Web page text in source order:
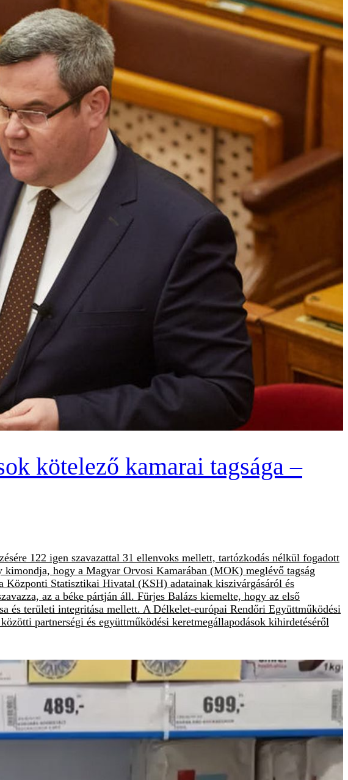
kötelező kamarai tagsága –
122 igen szavazattal 31 ellenvoks mellett, tartózkodás nélkül fogadott
hogy a Magyar Orvosi Kamarában (MOK) meglévő tagság
Központi Statisztikai Hivatal (KSH) adatainak kiszivárgásáról és
az a béke pártján áll. Fürjes Balázs kiemelte, hogy az első
és területi integritása mellett. A Délkelet-európai Rendőri Együttműködési
partnerségi és együttműködési keretmegállapodások kihirdetéséről